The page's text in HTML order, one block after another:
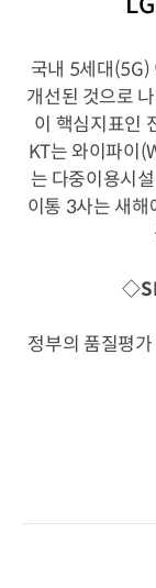
국내 5세대(5G)
개선된 것으로
이 핵심지표인
KT는 와이파이
는 다중이용시
이통 3사는 새해
정부의 품질평